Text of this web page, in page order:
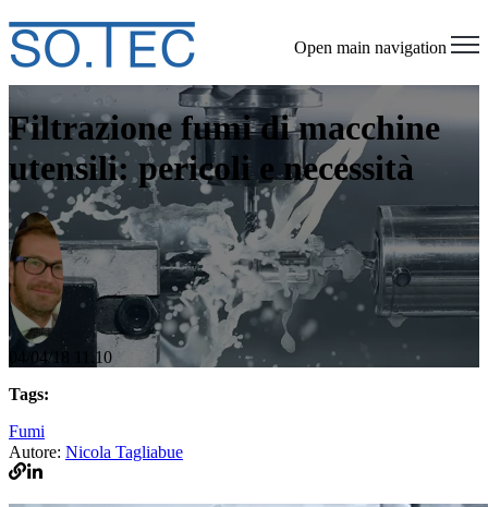
Open main navigation
Filtrazione fumi di macchine
utensili: pericoli e necessità
04/04/18 11.10
Tags:
Fumi
Autore: Nicola Tagliabue